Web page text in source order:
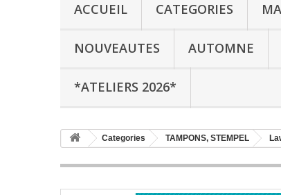
ACCUEIL CATEGORIES
NOUVEAUTES AUTOMNE
*ATELIERS 2026*
Categories TAMPONS, STEMPEL